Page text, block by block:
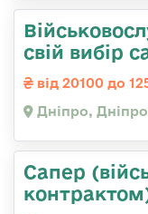
свій вибір
від 20100 до
Дніпро,
Сапер